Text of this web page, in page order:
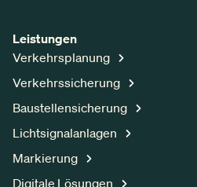
Leistungen
Verkehrsplanung
Verkehrssicherung
Baustellensicherung
Lichtsignalanlagen
Markierung
Digitale Lösungen